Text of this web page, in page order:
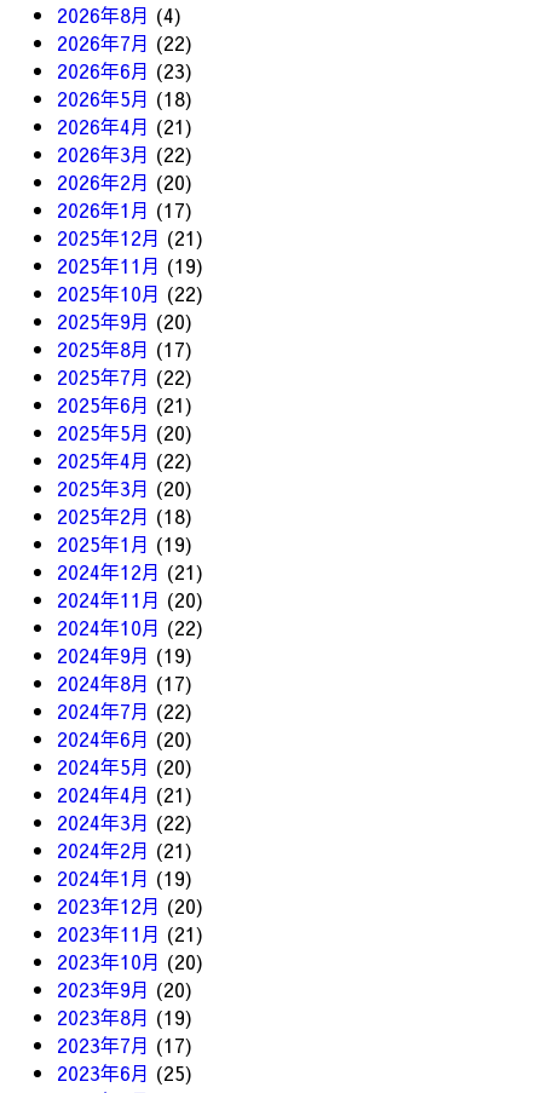
2026年8月 (4)
2026年7月 (22)
2026年6月 (23)
2026年5月 (18)
2026年4月 (21)
2026年3月 (22)
2026年2月 (20)
2026年1月 (17)
2025年12月 (21)
2025年11月 (19)
2025年10月 (22)
2025年9月 (20)
2025年8月 (17)
2025年7月 (22)
2025年6月 (21)
2025年5月 (20)
2025年4月 (22)
2025年3月 (20)
2025年2月 (18)
2025年1月 (19)
2024年12月 (21)
2024年11月 (20)
2024年10月 (22)
2024年9月 (19)
2024年8月 (17)
2024年7月 (22)
2024年6月 (20)
2024年5月 (20)
2024年4月 (21)
2024年3月 (22)
2024年2月 (21)
2024年1月 (19)
2023年12月 (20)
2023年11月 (21)
2023年10月 (20)
2023年9月 (20)
2023年8月 (19)
2023年7月 (17)
2023年6月 (25)